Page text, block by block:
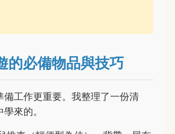
的必備物品與技巧
備工作更重要。我整理了一份清
來的。